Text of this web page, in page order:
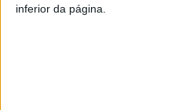
inferior da página.